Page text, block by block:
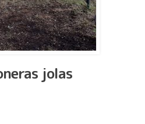
jolas